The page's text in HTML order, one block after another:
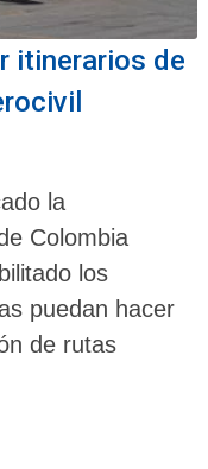
itinerarios de
la
Colombia
los
puedan hacer
de rutas